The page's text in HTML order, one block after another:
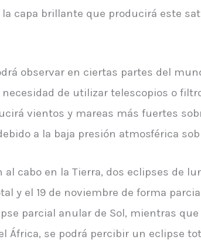
capa brillante que producirá este
observar en ciertas partes del
de utilizar telescopios o
vientos y mareas más fuertes
a la baja presión atmosférica
cabo en la Tierra, dos eclipses de
y el 19 de noviembre de forma
parcial anular de Sol, mientras que
África, se podrá percibir un eclipse